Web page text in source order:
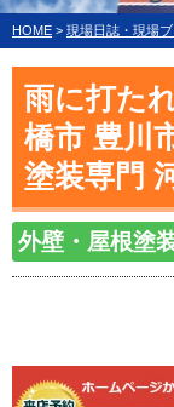
HOME > 現場日誌・現場
雨に打た
橋市 豊川
塗装専門
外壁・屋根塗